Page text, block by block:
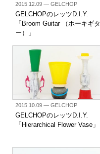
2015.12.09— GELCHOP
GELCHOPのレッツD.I.Y.
「Broom Guitar （ホーキギタ
ー）」
2015.10.09— GELCHOP
GELCHOPのレッツD.I.Y.
「Hierarchical Flower Vase」